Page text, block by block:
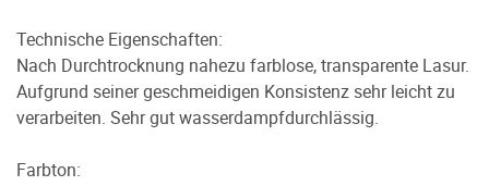
Technische Eigenschaften:
Nach Durchtrocknung nahezu farblose, transparente Lasur.
Aufgrund seiner geschmeidigen Konsistenz sehr leicht zu
verarbeiten. Sehr gut wasserdampfdurchlässig.
Farbton: